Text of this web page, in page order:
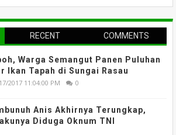
RECENT COMMENTS
Warga Semangut Panen Puluhan
Ikan Tapah di Sungai Rasau
2017 11:04:00 PM 0
Anis Akhirnya Terungkap,
Diduga Oknum TNI